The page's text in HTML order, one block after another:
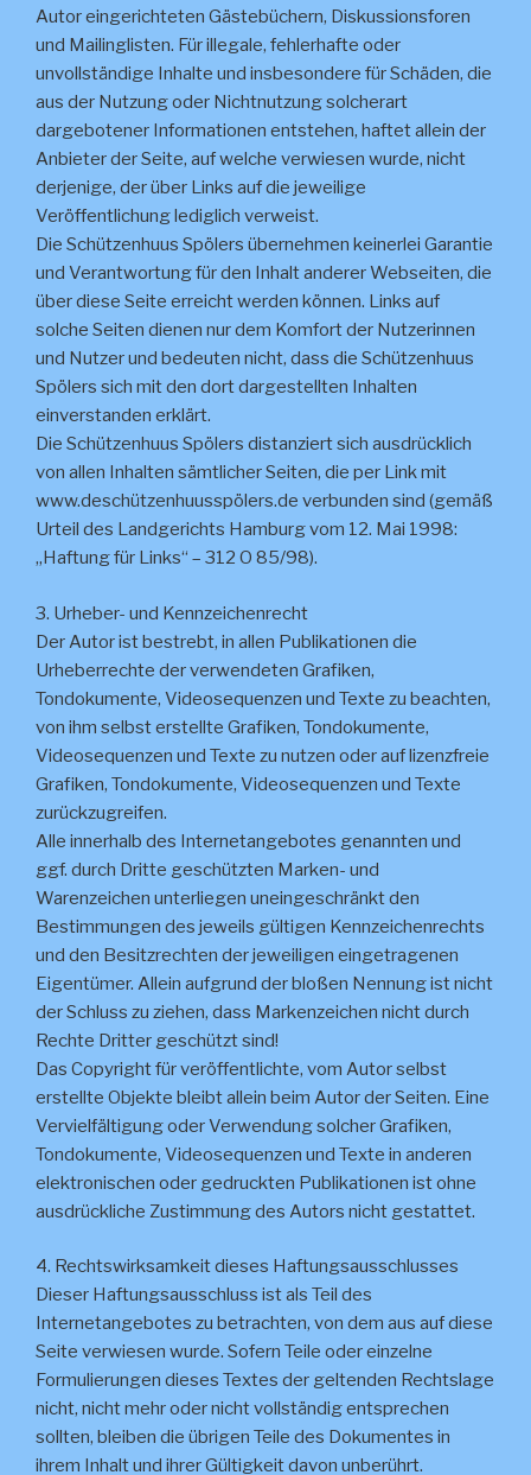
Autor eingerichteten Gästebüchern, Diskussionsforen
und Mailinglisten. Für illegale, fehlerhafte oder
unvollständige Inhalte und insbesondere für Schäden, die
aus der Nutzung oder Nichtnutzung solcherart
dargebotener Informationen entstehen, haftet allein der
Anbieter der Seite, auf welche verwiesen wurde, nicht
derjenige, der über Links auf die jeweilige
Veröffentlichung lediglich verweist.
Die Schützenhuus Spölers übernehmen keinerlei Garantie
und Verantwortung für den Inhalt anderer Webseiten, die
über diese Seite erreicht werden können. Links auf
solche Seiten dienen nur dem Komfort der Nutzerinnen
und Nutzer und bedeuten nicht, dass die Schützenhuus
Spölers sich mit den dort dargestellten Inhalten
einverstanden erklärt.
Die Schützenhuus Spölers distanziert sich ausdrücklich
von allen Inhalten sämtlicher Seiten, die per Link mit
www.deschützenhuusspölers.de verbunden sind (gemäß
Urteil des Landgerichts Hamburg vom 12. Mai 1998:
„Haftung für Links“ – 312 O 85/98).
3. Urheber- und Kennzeichenrecht
Der Autor ist bestrebt, in allen Publikationen die
Urheberrechte der verwendeten Grafiken,
Tondokumente, Videosequenzen und Texte zu beachten,
von ihm selbst erstellte Grafiken, Tondokumente,
Videosequenzen und Texte zu nutzen oder auf lizenzfreie
Grafiken, Tondokumente, Videosequenzen und Texte
zurückzugreifen.
Alle innerhalb des Internetangebotes genannten und
ggf. durch Dritte geschützten Marken- und
Warenzeichen unterliegen uneingeschränkt den
Bestimmungen des jeweils gültigen Kennzeichenrechts
und den Besitzrechten der jeweiligen eingetragenen
Eigentümer. Allein aufgrund der bloßen Nennung ist nicht
der Schluss zu ziehen, dass Markenzeichen nicht durch
Rechte Dritter geschützt sind!
Das Copyright für veröffentlichte, vom Autor selbst
erstellte Objekte bleibt allein beim Autor der Seiten. Eine
Vervielfältigung oder Verwendung solcher Grafiken,
Tondokumente, Videosequenzen und Texte in anderen
elektronischen oder gedruckten Publikationen ist ohne
ausdrückliche Zustimmung des Autors nicht gestattet.
4. Rechtswirksamkeit dieses Haftungsausschlusses
Dieser Haftungsausschluss ist als Teil des
Internetangebotes zu betrachten, von dem aus auf diese
Seite verwiesen wurde. Sofern Teile oder einzelne
Formulierungen dieses Textes der geltenden Rechtslage
nicht, nicht mehr oder nicht vollständig entsprechen
sollten, bleiben die übrigen Teile des Dokumentes in
ihrem Inhalt und ihrer Gültigkeit davon unberührt.